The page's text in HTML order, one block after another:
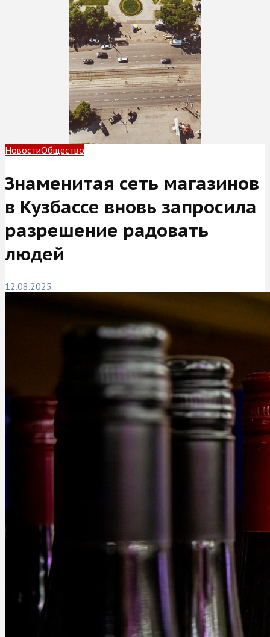
НовостиОбщество
Знаменитая сеть магазинов
в Кузбассе вновь запросила
разрешение радовать
людей
12.08.2025